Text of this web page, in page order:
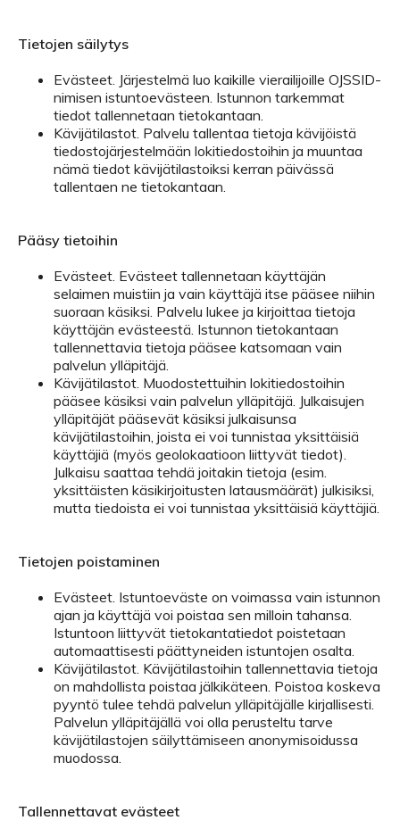
Tietojen säilytys
Evästeet. Järjestelmä luo kaikille vierailijoille OJSSID-
nimisen istuntoevästeen. Istunnon tarkemmat
tiedot tallennetaan tietokantaan.
Kävijätilastot. Palvelu tallentaa tietoja kävijöistä
tiedostojärjestelmään lokitiedostoihin ja muuntaa
nämä tiedot kävijätilastoiksi kerran päivässä
tallentaen ne tietokantaan.
Pääsy tietoihin
Evästeet. Evästeet tallennetaan käyttäjän
selaimen muistiin ja vain käyttäjä itse pääsee niihin
suoraan käsiksi. Palvelu lukee ja kirjoittaa tietoja
käyttäjän evästeestä. Istunnon tietokantaan
tallennettavia tietoja pääsee katsomaan vain
palvelun ylläpitäjä.
Kävijätilastot. Muodostettuihin lokitiedostoihin
pääsee käsiksi vain palvelun ylläpitäjä. Julkaisujen
ylläpitäjät pääsevät käsiksi julkaisunsa
kävijätilastoihin, joista ei voi tunnistaa yksittäisiä
käyttäjiä (myös geolokaatioon liittyvät tiedot).
Julkaisu saattaa tehdä joitakin tietoja (esim.
yksittäisten käsikirjoitusten latausmäärät) julkisiksi,
mutta tiedoista ei voi tunnistaa yksittäisiä käyttäjiä.
Tietojen poistaminen
Evästeet. Istuntoeväste on voimassa vain istunnon
ajan ja käyttäjä voi poistaa sen milloin tahansa.
Istuntoon liittyvät tietokantatiedot poistetaan
automaattisesti päättyneiden istuntojen osalta.
Kävijätilastot. Kävijätilastoihin tallennettavia tietoja
on mahdollista poistaa jälkikäteen. Poistoa koskeva
pyyntö tulee tehdä palvelun ylläpitäjälle kirjallisesti.
Palvelun ylläpitäjällä voi olla perusteltu tarve
kävijätilastojen säilyttämiseen anonymisoidussa
muodossa.
Tallennettavat evästeet